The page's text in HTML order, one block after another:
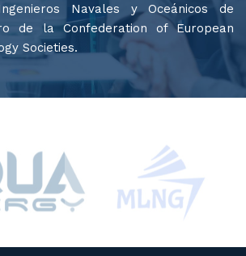
Navales y Oceánicos de
de la Confederation of European
Societies.